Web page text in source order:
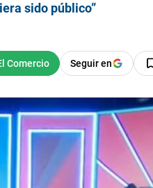
sido público”
Seguir en